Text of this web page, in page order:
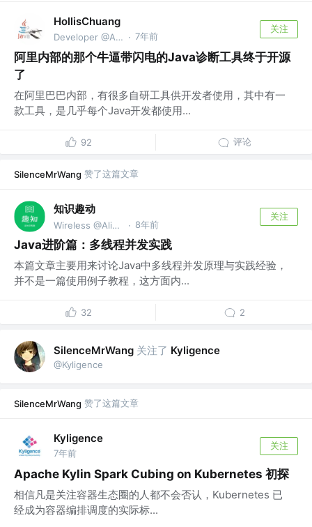
HollisChuang
Developer @Alibaba · 7年前
关注
阿里内部的那个牛逼带闪电的Java诊断工具终于开源
了
在阿里巴巴内部，有很多自研工具供开发者使用，其中有一
款工具，是几乎每个Java开发都使用...
92 评论
SilenceMrWang 赞了这篇文章
知识趣动
Wireless @Alibaba · 8年前
关注
Java进阶篇：多线程并发实践
本篇文章主要用来讨论Java中多线程并发原理与实践经验，
并不是一篇使用例子教程，这方面内...
32 2
SilenceMrWang 关注了 Kyligence
@Kyligence
SilenceMrWang 赞了这篇文章
Kyligence
7年前
关注
Apache Kylin Spark Cubing on Kubernetes 初探
相信凡是关注容器生态圈的人都不会否认，Kubernetes 已
经成为容器编排调度的实际标...